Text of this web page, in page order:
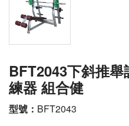
BFT2043下斜推
練器 組合健
型號： BFT2043